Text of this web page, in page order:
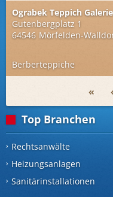
Ograbek Teppich Galerie
Gutenbergplatz 1
64546 Mörfelden-
Berberteppiche
«
Top Branchen
Rechtsanwälte
Heizungsanlagen
Sanitärinstallationen